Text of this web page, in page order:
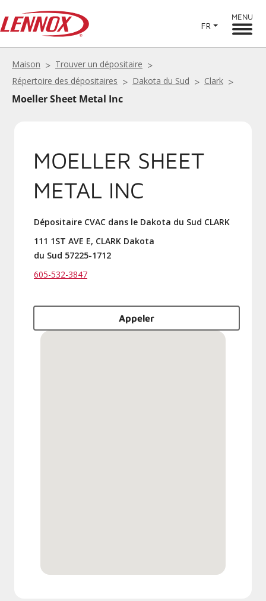
FR
MENU
Maison
Trouver un dépositaire
Répertoire des dépositaires
Dakota du Sud Clark
Moeller Sheet Metal Inc
MOELLER SHEET
METAL INC
Dépositaire CVAC dans le Dakota du Sud CLARK
111 1ST AVE E, CLARK Dakota
du Sud 57225-1712
605-532-3847
Appeler